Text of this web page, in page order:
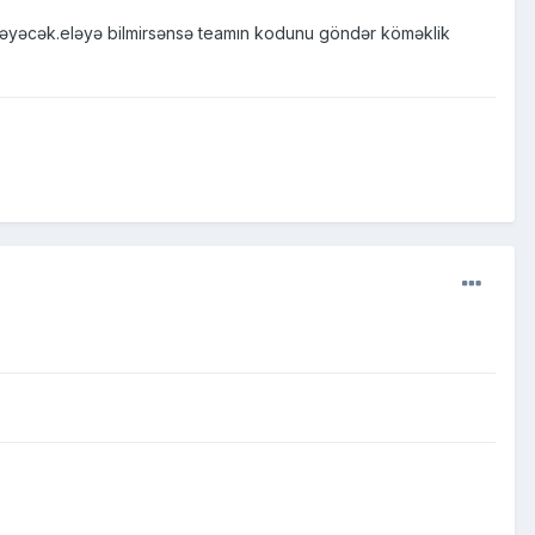
bilmirsənsə teamın kodunu göndər köməklik